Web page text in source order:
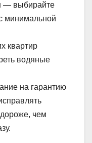
— выбирайте
минимальной
квартир
водяные
на гарантию
чем